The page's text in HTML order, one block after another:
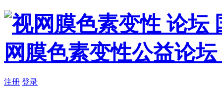
注册 登录